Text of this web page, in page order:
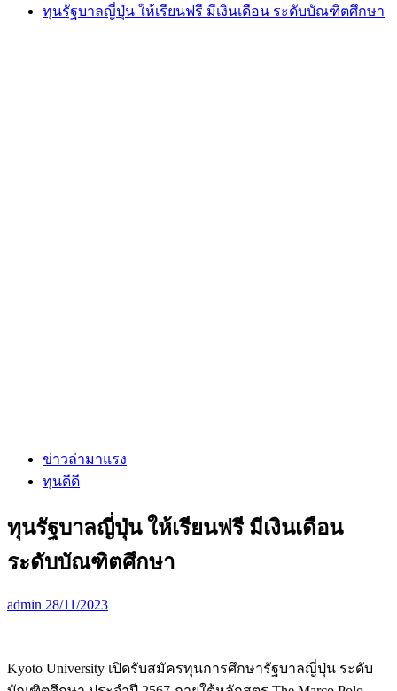
ทุนรัฐบาลญี่ปุ่น ให้เรียนฟรี มีเงินเดือน ระดับบัณฑิตศึกษา
ข่าวล่ามาแรง
ทุนดีดี
ทุนรัฐบาลญี่ปุ่น ให้เรียนฟรี มีเงินเดือน
ระดับบัณฑิตศึกษา
admin 28/11/2023
Kyoto University เปิดรับสมัครทุนการศึกษารัฐบาลญี่ปุ่น ระดับ